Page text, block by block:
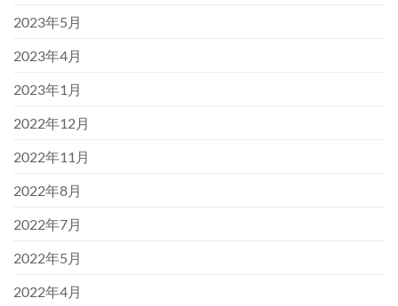
2023年5月
2023年4月
2023年1月
2022年12月
2022年11月
2022年8月
2022年7月
2022年5月
2022年4月